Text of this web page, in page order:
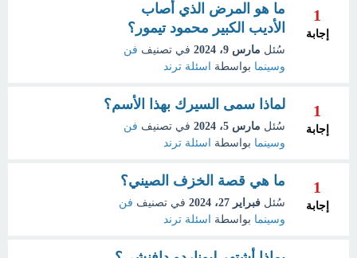
1
إجابة
ما هو المرض الذي أصاب
الأديب الكبير محمود تيمور؟
سُئل مارس 9، 2024 في تصنيف فن
وسينما بواسطة اسئلة ترند
1
إجابة
لماذا سمى السيرك بهذا الأسم؟
سُئل مارس 5، 2024 في تصنيف فن
وسينما بواسطة اسئلة ترند
1
إجابة
ما هي قصة الخزف الصيني؟
سُئل فبراير 27، 2024 في تصنيف فن
وسينما بواسطة اسئلة ترند